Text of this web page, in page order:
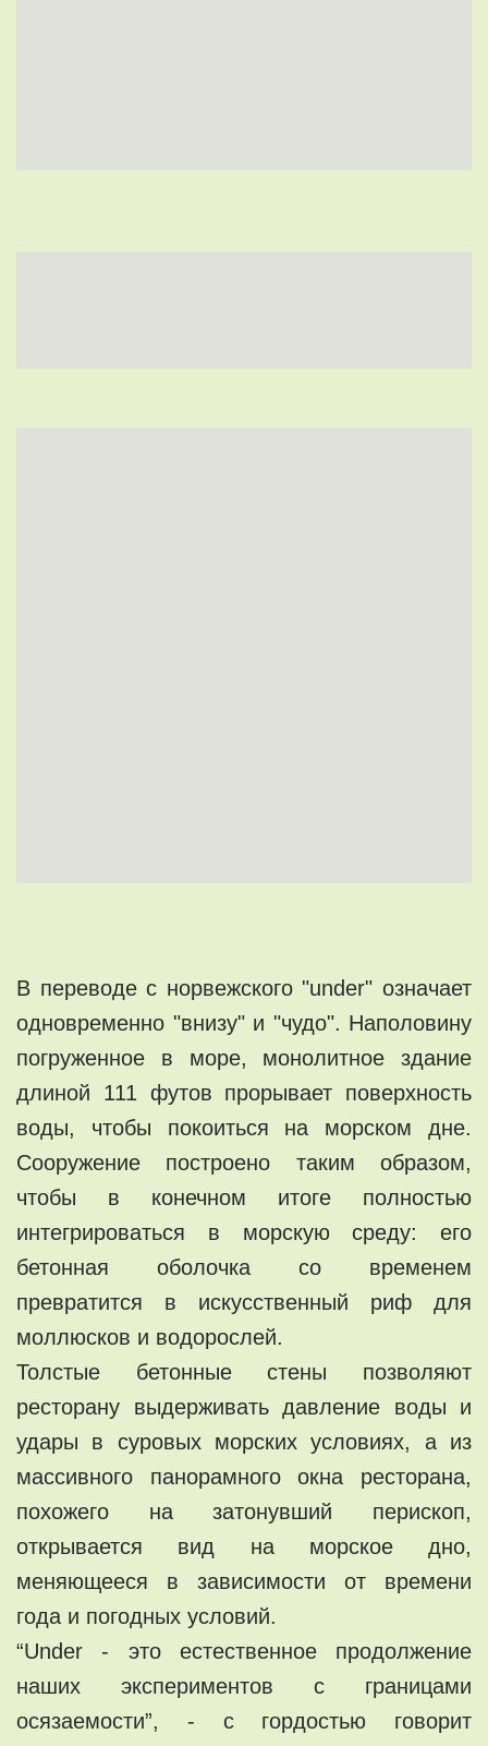
В переводе с норвежского "under" означает
одновременно "внизу" и "чудо". Наполовину
погруженное в море, монолитное здание
длиной 111 футов прорывает поверхность
воды, чтобы покоиться на морском дне.
Сооружение построено таким образом,
чтобы в конечном итоге полностью
интегрироваться в морскую среду: его
бетонная оболочка со временем
превратится в искусственный риф для
моллюсков и водорослей.
Толстые бетонные стены позволяют
ресторану выдерживать давление воды и
удары в суровых морских условиях, а из
массивного панорамного окна ресторана,
похожего на затонувший перископ,
открывается вид на морское дно,
меняющееся в зависимости от времени
года и погодных условий.
“Under - это естественное продолжение
наших экспериментов с границами
осязаемости”, - с гордостью говорит